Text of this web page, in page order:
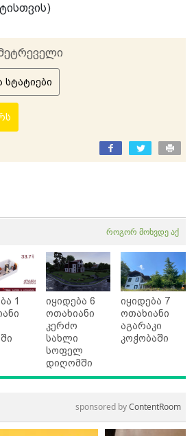
სტატიები
როგორ მოხვდე აქ
1
იყიდება 6
ოთახიანი
კერძო
სახლი
სოფელ
დიღომში
იყიდება 7
ოთახიანი
აგარაკი
კოჭობაში
sponsored byContentRoom